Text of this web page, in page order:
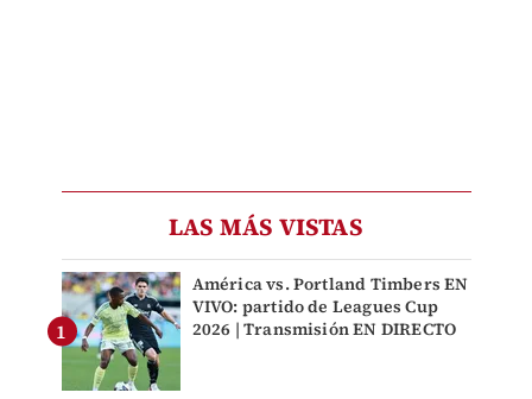
LAS MÁS VISTAS
América vs. Portland Timbers EN
VIVO: partido de Leagues Cup
2026 | Transmisión EN DIRECTO